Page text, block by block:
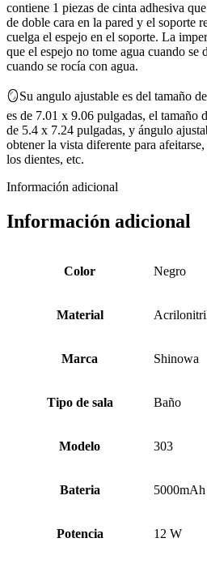
contiene 1 piezas de cinta adhesiva
de doble cara en la pared y el soporte
cuelga el espejo en el soporte. La
que el espejo no tome agua cuando se
cuando se rocía con agua.
🪞Su angulo ajustable es del tamaño
es de 7.01 x 9.06 pulgadas, el tamaño
de 5.4 x 7.24 pulgadas, y ángulo
obtener la vista diferente para
los dientes, etc.
Información adicional
Información adicional
Color Negro
Material
Marca Shinowa
Tipo de sala Baño
Modelo 303
Bateria 5000mAh
Potencia 12 W